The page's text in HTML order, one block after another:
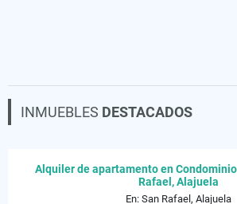
INMUEBLES DESTACADOS
Alquiler de apartamento en
Rafael, Alajuela
En: San Rafael, Alajuela